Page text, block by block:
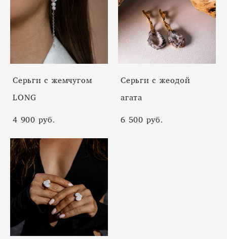
Серьги с жемчугом
LONG
4 900 pуб.
Cерьги с жеодой
агата
6 500 pуб.